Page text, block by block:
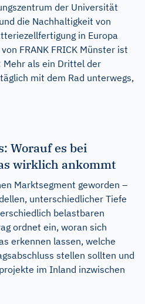
der Universität
die Nachhaltigkeit von
in Europa
FRANK FRICK Münster ist
als ein Drittel der
mit dem Rad unterwegs,
Worauf es bei
wirklich ankommt
Marktsegment geworden –
unterschiedlicher Tiefe
belastbaren
ordnet ein, woran sich
erkennen lassen, welche
stellen sollten und
im Inland inzwischen